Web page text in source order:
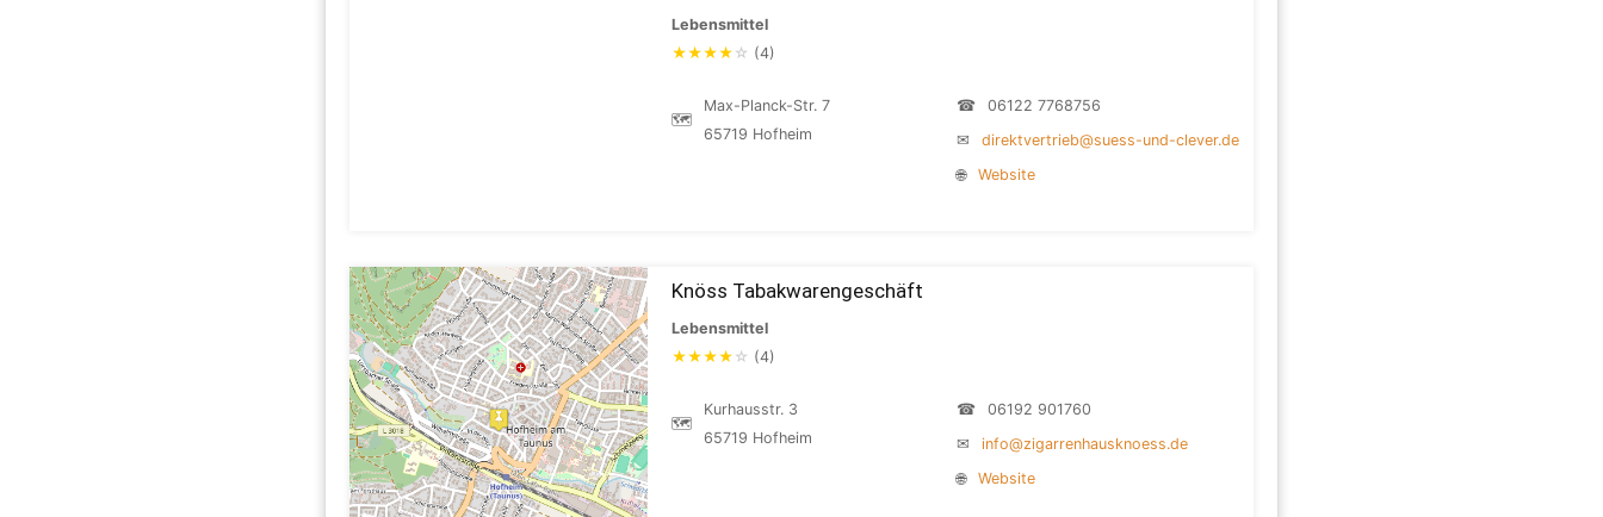
Lebensmittel
★★★★ ☆ (4)
🗺
Max-Planck-Str. 7
65719 Hofheim
☎
06122 7768756
✉
direktvertrieb@suess-und-clever.de
🌐
Website
Knöss Tabakwarengeschäft
Lebensmittel
★★★★ ☆ (4)
🗺
Kurhausstr. 3
65719 Hofheim
☎
06192 901760
✉
info@zigarrenhausknoess.de
🌐
Website